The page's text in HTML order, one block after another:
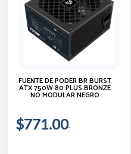
FUENTE DE PODER BR BURST
ATX 750W 80 PLUS BRONZE
NO MODULAR NEGRO
$771.00